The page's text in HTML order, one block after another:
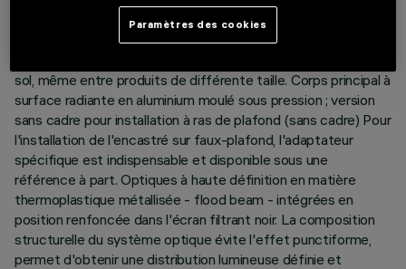
élément optique contient une LED warm et une LED cool,
tournées progressivement de 72° de manière à couvrir une
sol, même entre produits de différente taille. Corps principal à
surface radiante en aluminium moulé sous pression ; version
sans cadre pour installation à ras de plafond (sans cadre) Pour
l'installation de l'encastré sur faux-plafond, l'adaptateur
spécifique est indispensable et disponible sous une
référence à part. Optiques à haute définition en matière
thermoplastique métallisée - flood beam - intégrées en
position renfoncée dans l'écran filtrant noir. La composition
structurelle du système optique évite l'effet punctiforme,
permet d'obtenir une distribution lumineuse définie et
Paramètres des cookies